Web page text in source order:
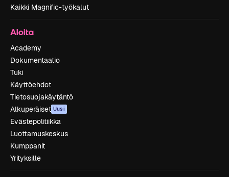
Kaikki Magnific-työkalut
Aloita
Academy
Dokumentaatio
Tuki
Käyttöehdot
Tietosuojakäytäntö
Alkuperäiset Uusi
Evästepolitiikka
Luottamuskeskus
Kumppanit
Yrityksille